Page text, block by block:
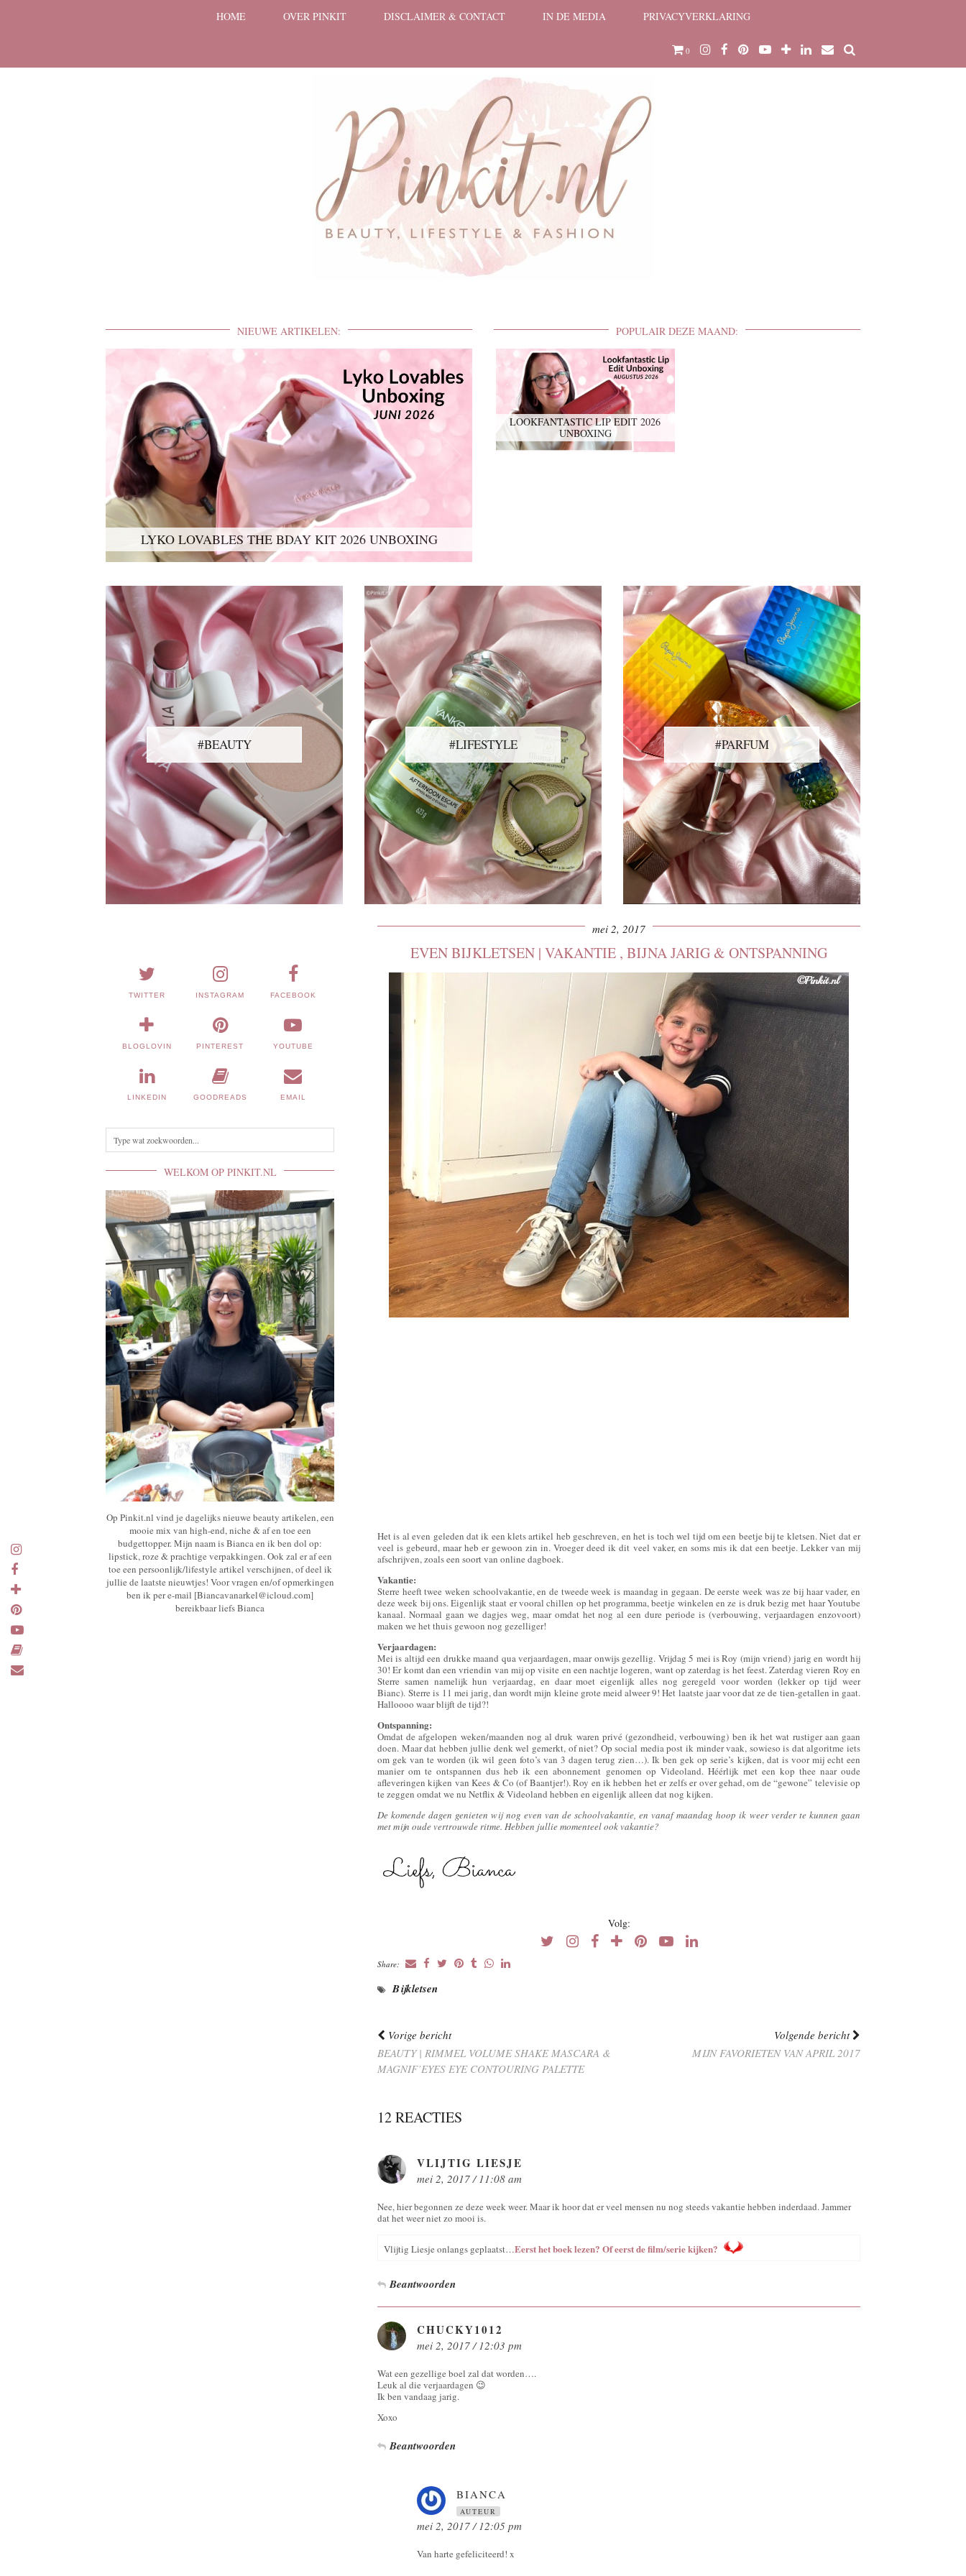
HOME OVER PINKIT DISCLAIMER & CONTACT IN DE MEDIA PRIVACYVERKLARING
0
POPULAIR DEZE MAAND:
LOOKFANTASTIC LIP EDIT 2026
UNBOXING
NIEUWE ARTIKELEN:
LYKO LOVABLES THE BDAY KIT 2026 UNBOXING
#BEAUTY #LIFESTYLE #PARFUM
mei 2, 2017
EVEN BIJKLETSEN | VAKANTIE , BIJNA JARIG & ONTSPANNING
Het is al even geleden dat ik een klets artikel heb geschreven, en het is toch wel tijd om een beetje bij te kletsen. Niet dat er
veel is gebeurd, maar heb er gewoon zin in. Vroeger deed ik dit veel vaker, en soms mis ik dat een beetje. Lekker van mij
afschrijven, zoals een soort van online dagboek.
Vakantie:
Sterre heeft twee weken schoolvakantie, en de tweede week is maandag in gegaan. De eerste week was ze bij haar vader, en
deze week bij ons. Eigenlijk staat er vooral chillen op het programma, beetje winkelen en ze is druk bezig met haar Youtube
kanaal. Normaal gaan we dagjes weg, maar omdat het nog al een dure periode is (verbouwing, verjaardagen enzovoort)
maken we het thuis gewoon nog gezelliger!
Verjaardagen:
Mei is altijd een drukke maand qua verjaardagen, maar onwijs gezellig. Vrijdag 5 mei is Roy (mijn vriend) jarig en wordt hij
30! Er komt dan een vriendin van mij op visite en een nachtje logeren, want op zaterdag is het feest. Zaterdag vieren Roy en
Sterre samen namelijk hun verjaardag, en daar moet eigenlijk alles nog geregeld voor worden (lekker op tijd weer
Bianc). Sterre is 11 mei jarig, dan wordt mijn kleine grote meid alweer 9! Het laatste jaar voor dat ze de tien-getallen in gaat.
Halloooo waar blijft de tijd?!
Ontspanning:
Omdat de afgelopen weken/maanden nog al druk waren privé (gezondheid, verbouwing) ben ik het wat rustiger aan gaan
doen. Maar dat hebben jullie denk wel gemerkt, of niet? Op social media post ik minder vaak, sowieso is dat algoritme iets
om gek van te worden (ik wil geen foto’s van 3 dagen terug zien…). Ik ben gek op serie’s kijken, dat is voor mij echt een
manier om te ontspannen dus heb ik een abonnement genomen op Videoland. Héérlijk met een kop thee naar oude
afleveringen kijken van Kees & Co (of Baantjer!). Roy en ik hebben het er zelfs er over gehad, om de “gewone” televisie op
te zeggen omdat we nu Netflix & Videoland hebben en eigenlijk alleen dat nog kijken.
De komende dagen genieten wij nog even van de schoolvakantie, en vanaf maandag hoop ik weer verder te kunnen gaan
met mijn oude vertrouwde ritme. Hebben jullie momenteel ook vakantie?
Volg:
Share:
Bijkletsen
Vorige bericht
BEAUTY | RIMMEL VOLUME SHAKE MASCARA &
MAGNIF’EYES EYE CONTOURING PALETTE
Volgende bericht
MIJN FAVORIETEN VAN APRIL 2017
12 REACTIES
VLIJTIG LIESJE
mei 2, 2017 / 11:08 am
Nee, hier begonnen ze deze week weer. Maar ik hoor dat er veel mensen nu nog steeds vakantie hebben inderdaad. Jammer
dat het weer niet zo mooi is.
Vlijtig Liesje onlangs geplaatst…Eerst het boek lezen? Of eerst de film/serie kijken?
Beantwoorden
CHUCKY1012
mei 2, 2017 / 12:03 pm
Wat een gezellige boel zal dat worden….
Leuk al die verjaardagen 😉
Ik ben vandaag jarig.
Xoxo
Beantwoorden
BIANCA
AUTEUR
mei 2, 2017 / 12:05 pm
Van harte gefeliciteerd! x
TWITTER INSTAGRAM FACEBOOK
BLOGLOVIN PINTEREST YOUTUBE
LINKEDIN GOODREADS EMAIL
WELKOM OP PINKIT.NL
Op Pinkit.nl vind je dagelijks nieuwe beauty artikelen, een
mooie mix van high-end, niche & af en toe een
budgettopper. Mijn naam is Bianca en ik ben dol op:
lipstick, roze & prachtige verpakkingen. Ook zal er af een
toe een persoonlijk/lifestyle artikel verschijnen, of deel ik
jullie de laatste nieuwtjes! Voor vragen en/of opmerkingen
ben ik per e-mail [Biancavanarkel@icloud.com]
bereikbaar liefs Bianca